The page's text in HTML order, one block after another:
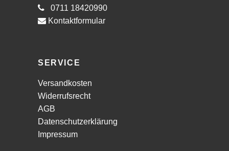
0711 18420990
Kontaktformular
SERVICE
Versandkosten
Widerrufsrecht
AGB
Datenschutzerklärung
Impressum